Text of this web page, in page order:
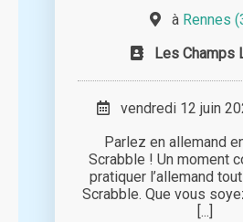
à Rennes
Les Champs
vendredi 12 juin
Parlez en allemand
Scrabble ! Un moment
pratiquer l’allemand
Scrabble. Que vous
[...]